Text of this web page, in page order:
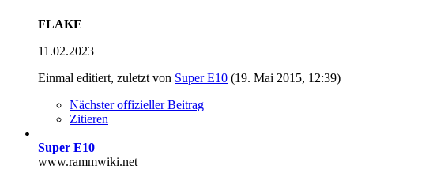
FLAKE
11.02.2023
Einmal editiert, zuletzt von Super E10 (19. Mai 2015, 12:39)
Nächster offizieller Beitrag
Zitieren
Super E10
www.rammwiki.net